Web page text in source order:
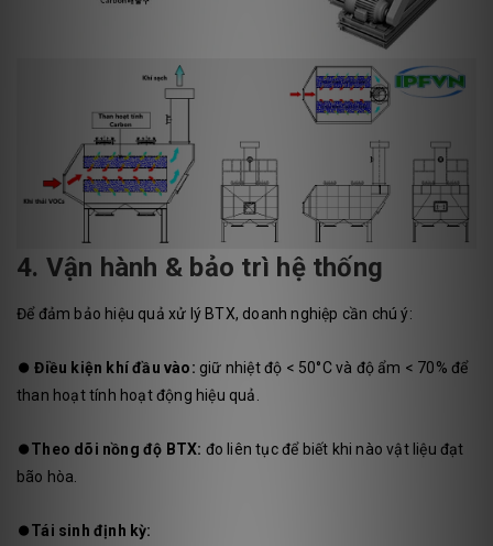
4. Vận hành & bảo trì hệ thống
Để đảm bảo hiệu quả xử lý BTX, doanh nghiệp cần chú ý:
⏺️Điều kiện khí đầu vào: giữ nhiệt độ < 50°C và độ ẩm < 70% để
than hoạt tính hoạt động hiệu quả.
⏺️Theo dõi nồng độ BTX: đo liên tục để biết khi nào vật liệu đạt
bão hòa.
⏺️Tái sinh định kỳ: